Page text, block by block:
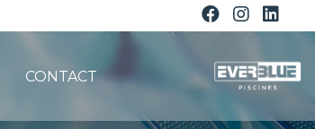
CONTACT